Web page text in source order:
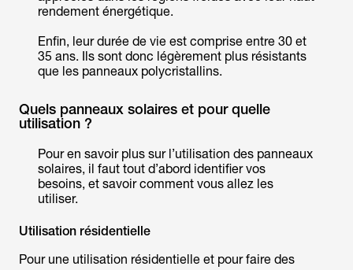
rendement énergétique.
Enfin, leur durée de vie est comprise entre 30 et
35 ans. Ils sont donc légèrement plus résistants
que les panneaux polycristallins.
Quels panneaux solaires et pour quelle
utilisation ?
Pour en savoir plus sur l’utilisation des panneaux
solaires, il faut tout d’abord identifier vos
besoins, et savoir comment vous allez les
utiliser.
Utilisation résidentielle
Pour une utilisation résidentielle et pour faire des